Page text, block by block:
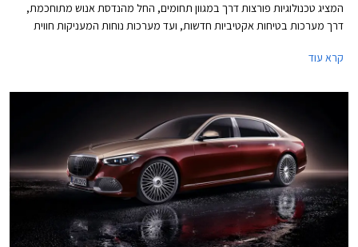
המציג טכנולוגיות פורצות דרך במגוון תחומים, החל מהנדסת אנוש מתוחכמת,
דרך מערכות בטיחות אקטיביות חדשות, ועד מערכות נוחות המעניקות חווית
קרא עוד